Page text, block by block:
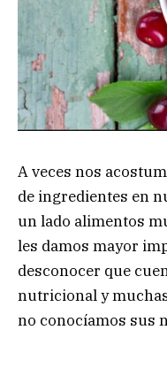
A veces nos
de ingredientes en
un lado alimentos
les damos mayor
desconocer que
nutricional y
no conocíamos sus